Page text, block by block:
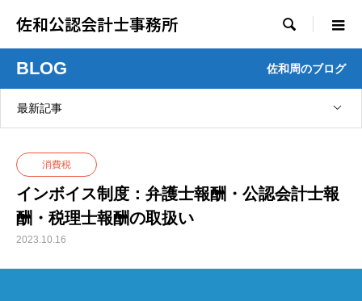
佐和公認会計士事務所 
BLOG 佐和周のブログ
最新記事
消費税
インボイス制度：弁護士報酬・公認会計士報
酬・税理士報酬の取扱い
2023.10.16